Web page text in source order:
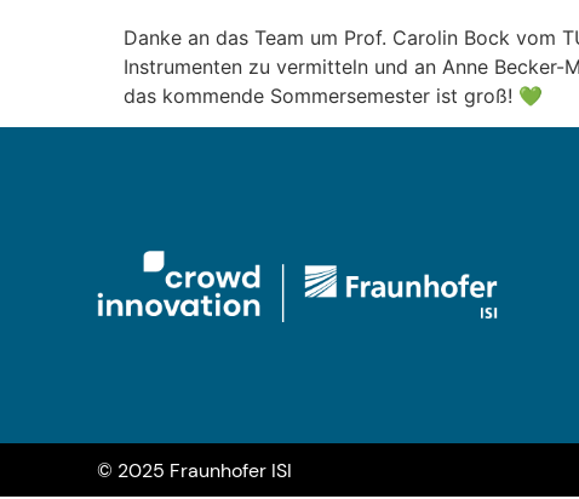
Danke an das Team um Prof. Carolin Bock vom
Instrumenten zu vermitteln und an Anne
das kommende Sommersemester ist groß! 💚
© 2025 Fraunhofer ISI